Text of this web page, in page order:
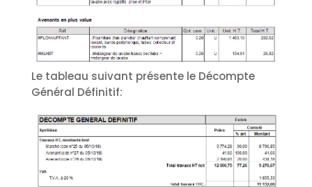
Le tableau suivant présente le Décompte
Général Définitif: